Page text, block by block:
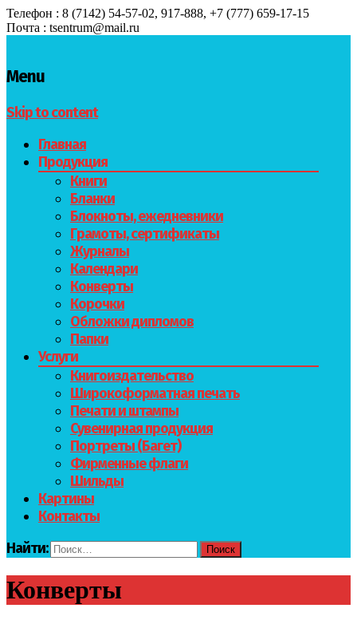
Телефон : 8 (7142) 54-57-02, 917-888, +7 (777) 659-17-15
Почта : tsentrum@mail.ru
Menu
Skip to content
Главная
Продукция
Книги
Бланки
Блокноты, ежедневники
Грамоты, сертификаты
Журналы
Календари
Конверты
Корочки
Обложки дипломов
Папки
Услуги
Книгоиздательство
Широкоформатная печать
Печати и штампы
Сувенирная продукция
Портреты (Багет)
Фирменные флаги
Шильды
Картины
Контакты
Найти:
Конверты